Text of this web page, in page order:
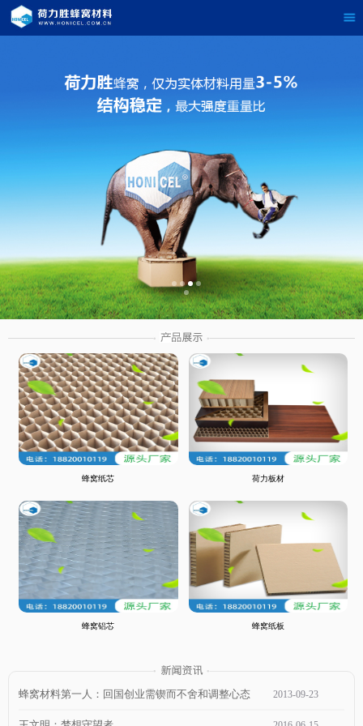
茶
蜂窝纸芯 荷力板材
蜂窝铝芯 蜂窝纸板
蜂窝材料第一人：回国创业需锲而不舍和调整心态 2013-09-23